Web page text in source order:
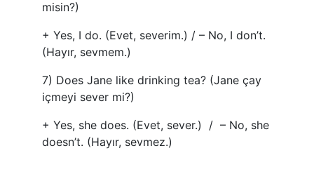
misin?)
+ Yes, I do. (Evet, severim.) / – No, I don’t.
(Hayır, sevmem.)
7) Does Jane like drinking tea? (Jane çay
içmeyi sever mi?)
+ Yes, she does. (Evet, sever.) / – No, she
doesn’t. (Hayır, sevmez.)